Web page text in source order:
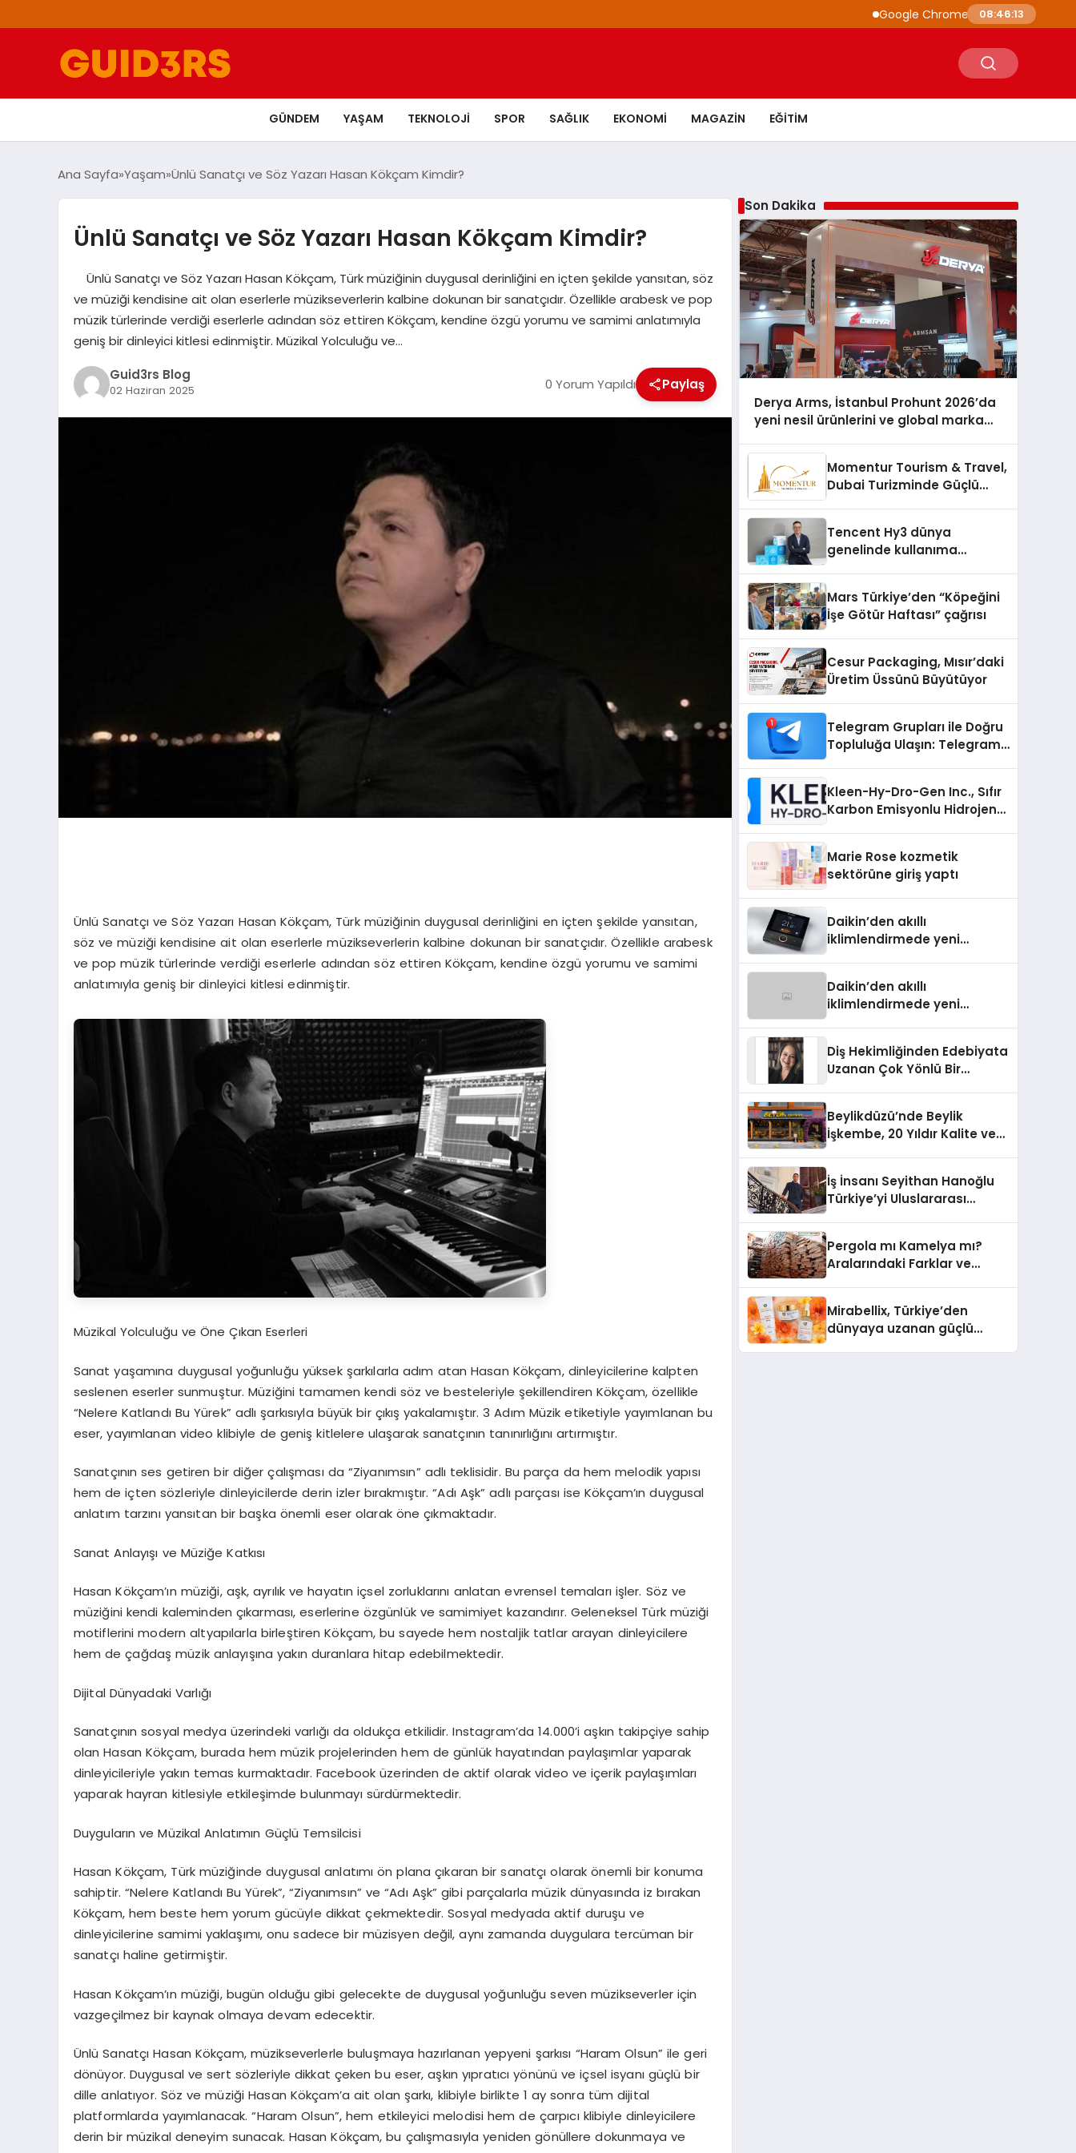
Google Chrome’a Yapay Zeka
08:46:14
GÜNDEM YAŞAM TEKNOLOJI SPOR SAĞLIK EKONOMI MAGAZIN EĞITIM
Ana Sayfa Yaşam Ünlü Sanatçı ve Söz Yazarı Hasan Kökçam Kimdir?
Ünlü Sanatçı ve Söz Yazarı Hasan Kökçam Kimdir?
Ünlü Sanatçı ve Söz Yazarı Hasan Kökçam, Türk müziğinin duygusal derinliğini en içten şekilde yansıtan, söz
ve müziği kendisine ait olan eserlerle müzikseverlerin kalbine dokunan bir sanatçıdır. Özellikle arabesk ve pop
müzik türlerinde verdiği eserlerle adından söz ettiren Kökçam, kendine özgü yorumu ve samimi anlatımıyla
geniş bir dinleyici kitlesi edinmiştir. Müzikal Yolculuğu ve…
Guid3rs Blog
02 Haziran 2025 0 Yorum Yapıldı Paylaş
Ünlü Sanatçı ve Söz Yazarı Hasan Kökçam, Türk müziğinin duygusal derinliğini en içten şekilde yansıtan,
söz ve müziği kendisine ait olan eserlerle müzikseverlerin kalbine dokunan bir sanatçıdır. Özellikle arabesk
ve pop müzik türlerinde verdiği eserlerle adından söz ettiren Kökçam, kendine özgü yorumu ve samimi
anlatımıyla geniş bir dinleyici kitlesi edinmiştir.
Müzikal Yolculuğu ve Öne Çıkan Eserleri
Sanat yaşamına duygusal yoğunluğu yüksek şarkılarla adım atan Hasan Kökçam, dinleyicilerine kalpten
seslenen eserler sunmuştur. Müziğini tamamen kendi söz ve besteleriyle şekillendiren Kökçam, özellikle
“Nelere Katlandı Bu Yürek” adlı şarkısıyla büyük bir çıkış yakalamıştır. 3 Adım Müzik etiketiyle yayımlanan bu
eser, yayımlanan video klibiyle de geniş kitlelere ulaşarak sanatçının tanınırlığını artırmıştır.
Sanatçının ses getiren bir diğer çalışması da “Ziyanımsın” adlı teklisidir. Bu parça da hem melodik yapısı
hem de içten sözleriyle dinleyicilerde derin izler bırakmıştır. “Adı Aşk” adlı parçası ise Kökçam’ın duygusal
anlatım tarzını yansıtan bir başka önemli eser olarak öne çıkmaktadır.
Sanat Anlayışı ve Müziğe Katkısı
Hasan Kökçam’ın müziği, aşk, ayrılık ve hayatın içsel zorluklarını anlatan evrensel temaları işler. Söz ve
müziğini kendi kaleminden çıkarması, eserlerine özgünlük ve samimiyet kazandırır. Geleneksel Türk müziği
motiflerini modern altyapılarla birleştiren Kökçam, bu sayede hem nostaljik tatlar arayan dinleyicilere
hem de çağdaş müzik anlayışına yakın duranlara hitap edebilmektedir.
Dijital Dünyadaki Varlığı
Sanatçının sosyal medya üzerindeki varlığı da oldukça etkilidir. Instagram’da 14.000’i aşkın takipçiye sahip
olan Hasan Kökçam, burada hem müzik projelerinden hem de günlük hayatından paylaşımlar yaparak
dinleyicileriyle yakın temas kurmaktadır. Facebook üzerinden de aktif olarak video ve içerik paylaşımları
yaparak hayran kitlesiyle etkileşimde bulunmayı sürdürmektedir.
Duyguların ve Müzikal Anlatımın Güçlü Temsilcisi
Hasan Kökçam, Türk müziğinde duygusal anlatımı ön plana çıkaran bir sanatçı olarak önemli bir konuma
sahiptir. “Nelere Katlandı Bu Yürek”, “Ziyanımsın” ve “Adı Aşk” gibi parçalarla müzik dünyasında iz bırakan
Kökçam, hem beste hem yorum gücüyle dikkat çekmektedir. Sosyal medyada aktif duruşu ve
dinleyicilerine samimi yaklaşımı, onu sadece bir müzisyen değil, aynı zamanda duygulara tercüman bir
sanatçı haline getirmiştir.
Hasan Kökçam’ın müziği, bugün olduğu gibi gelecekte de duygusal yoğunluğu seven müzikseverler için
vazgeçilmez bir kaynak olmaya devam edecektir.
Ünlü Sanatçı Hasan Kökçam, müzikseverlerle buluşmaya hazırlanan yepyeni şarkısı “Haram Olsun” ile geri
dönüyor. Duygusal ve sert sözleriyle dikkat çeken bu eser, aşkın yıpratıcı yönünü ve içsel isyanı güçlü bir
dille anlatıyor. Söz ve müziği Hasan Kökçam’a ait olan şarkı, klibiyle birlikte 1 ay sonra tüm dijital
platformlarda yayımlanacak. “Haram Olsun”, hem etkileyici melodisi hem de çarpıcı klibiyle dinleyicilere
derin bir müzikal deneyim sunacak. Hasan Kökçam, bu çalışmasıyla yeniden gönüllere dokunmaya ve
Son Dakika
Derya Arms, İstanbul Prohunt 2026’da
yeni nesil ürünlerini ve global marka
Momentur Tourism & Travel,
Dubai Turizminde Güçlü
Tencent Hy3 dünya
genelinde kullanıma
Mars Türkiye’den “Köpeğini
İşe Götür Haftası” çağrısı
Cesur Packaging, Mısır’daki
Üretim Üssünü Büyütüyor
Telegram Grupları ile Doğru
Topluluğa Ulaşın: Telegram
Kleen-Hy-Dro-Gen Inc., Sıfır
Karbon Emisyonlu Hidrojen
Aldı
Marie Rose kozmetik
sektörüne giriş yaptı
Daikin’den akıllı
iklimlendirmede yeni
Daikin’den akıllı
iklimlendirmede yeni
Diş Hekimliğinden Edebiyata
Uzanan Çok Yönlü Bir
Beylikdüzü’nde Beylik
İşkembe, 20 Yıldır Kalite ve
İş İnsanı Seyithan Hanoğlu
Türkiye’yi Uluslararası
Pergola mı Kamelya mı?
Aralarındaki Farklar ve
Mirabellix, Türkiye’den
dünyaya uzanan güçlü